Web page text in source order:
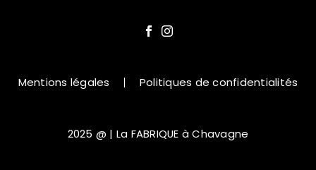
Mentions légales Politiques de confidentialités
2025 @ | La FABRIQUE à Chavagne